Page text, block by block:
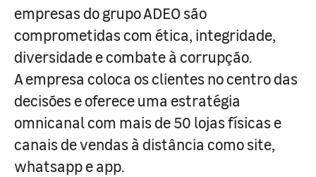
empresas do grupo ADEO são
comprometidas com ética, integridade,
diversidade e combate à corrupção.
A empresa coloca os clientes no centro das
decisões e oferece uma estratégia
omnicanal com mais de 50 lojas físicas e
canais de vendas à distância como site,
whatsapp e app.